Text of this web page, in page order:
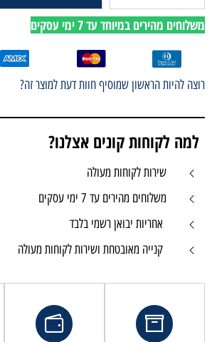
משלוחים מהירים במיוחד עד 7 ימי עסקים
רוצה להיות הראשון שמוסיף חוות דעת למוצר זה?
למה לקוחות קונים אצלנו?
שירות לקוחות מעולה
משלוחים מהירים עד 7 ימי עסקים
אחריות יבואן רשמי בלבד
קנייה מאובטחת ושירות לקוחות מעולה